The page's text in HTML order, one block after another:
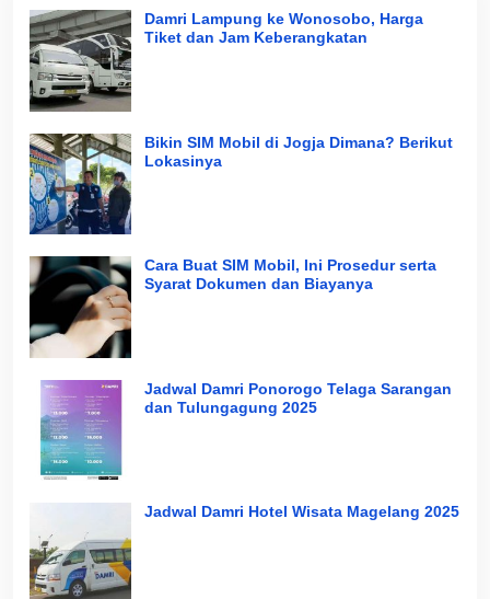
Damri Lampung ke Wonosobo, Harga
Tiket dan Jam Keberangkatan
Bikin SIM Mobil di Jogja Dimana? Berikut
Lokasinya
Cara Buat SIM Mobil, Ini Prosedur serta
Syarat Dokumen dan Biayanya
Jadwal Damri Ponorogo Telaga Sarangan
dan Tulungagung 2025
Jadwal Damri Hotel Wisata Magelang 2025